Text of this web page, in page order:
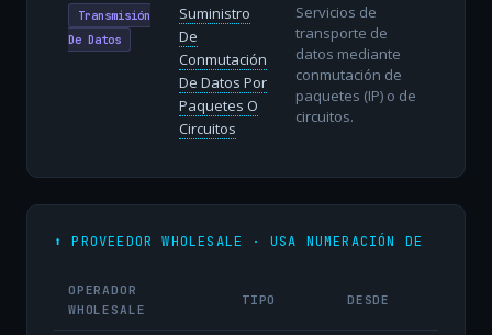
Transmisión
De Datos
Suministro
De
Conmutación
De Datos Por
Paquetes O
Circuitos
Servicios de
transporte de
datos mediante
conmutación de
paquetes (IP) o de
circuitos.
⬆️ PROVEEDOR WHOLESALE · USA NUMERACIÓN DE
OPERADOR
WHOLESALE
TIPO DESDE